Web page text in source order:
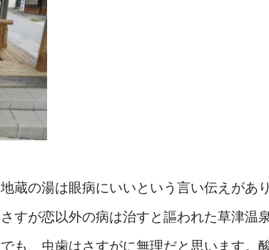
地蔵の湯は眼病にいいという言い伝えがあり
さすが恋以外の病は治すと謳われた草津温泉
でも、虫歯はさすがに無理だと思います。